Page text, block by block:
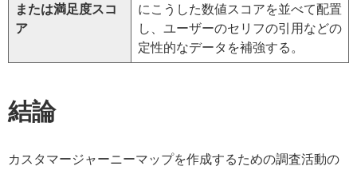
または満足度スコ
ア
にこうした数値スコアを並べて配置
し、ユーザーのセリフの引用などの
定性的なデータを補強する。
結論
カスタマージャーニーマップを作成するための調査活動の